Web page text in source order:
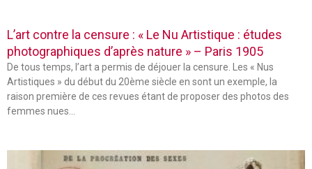
L’art contre la censure : « Le Nu Artistique : études
photographiques d’après nature » – Paris 1905
De tous temps, l’art a permis de déjouer la censure. Les « Nus
Artistiques » du début du 20ème siècle en sont un exemple, la
raison première de ces revues étant de proposer des photos des
femmes nues…